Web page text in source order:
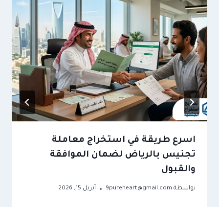
اسرع طريقة في استخراج معاملة
تجنيس بالرياض لضمان الموافقة
والقبول
بواسطة 9pureheart@gmail.com أبريل 15, 2026